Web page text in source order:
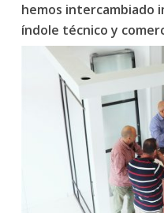
hemos intercambiado
índole técnico y